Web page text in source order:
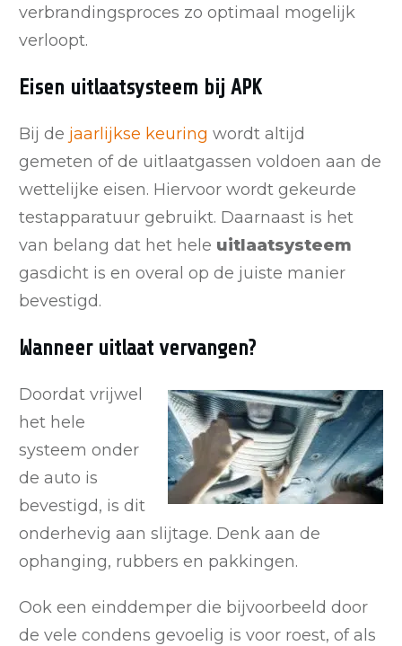
verbrandingsproces zo optimaal mogelijk
verloopt.
Eisen uitlaatsysteem bij APK
Bij de jaarlijkse keuring wordt altijd
gemeten of de uitlaatgassen voldoen aan de
wettelijke eisen. Hiervoor wordt gekeurde
testapparatuur gebruikt. Daarnaast is het
van belang dat het hele uitlaatsysteem
gasdicht is en overal op de juiste manier
bevestigd.
Wanneer uitlaat vervangen?
Doordat vrijwel
het hele
systeem onder
de auto is
bevestigd, is dit
onderhevig aan slijtage. Denk aan de
ophanging, rubbers en pakkingen.
Ook een einddemper die bijvoorbeeld door
de vele condens gevoelig is voor roest, of als